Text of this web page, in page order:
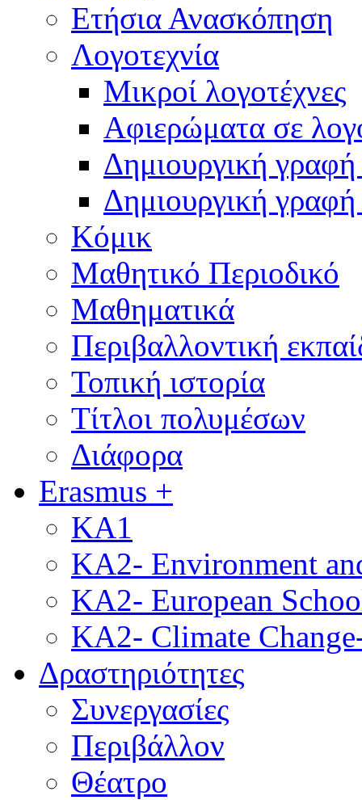
Ετήσια Ανασκόπηση
Λογοτεχνία
Μικροί λογοτέχνες
Αφιερώματα σε
Δημιουργική
Δημιουργική
Κόμικ
Μαθητικό Περιοδικό
Μαθηματικά
Περιβαλλοντική
Τοπική ιστορία
Τίτλοι πολυμέσων
Διάφορα
Erasmus +
KA1
KA2- Environment
KA2- European
KA2- Climate
Δραστηριότητες
Συνεργασίες
Περιβάλλον
Θέατρο